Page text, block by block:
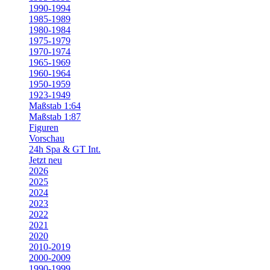
1990-1994
1985-1989
1980-1984
1975-1979
1970-1974
1965-1969
1960-1964
1950-1959
1923-1949
Maßstab 1:64
Maßstab 1:87
Figuren
Vorschau
24h Spa & GT Int.
Jetzt neu
2026
2025
2024
2023
2022
2021
2020
2010-2019
2000-2009